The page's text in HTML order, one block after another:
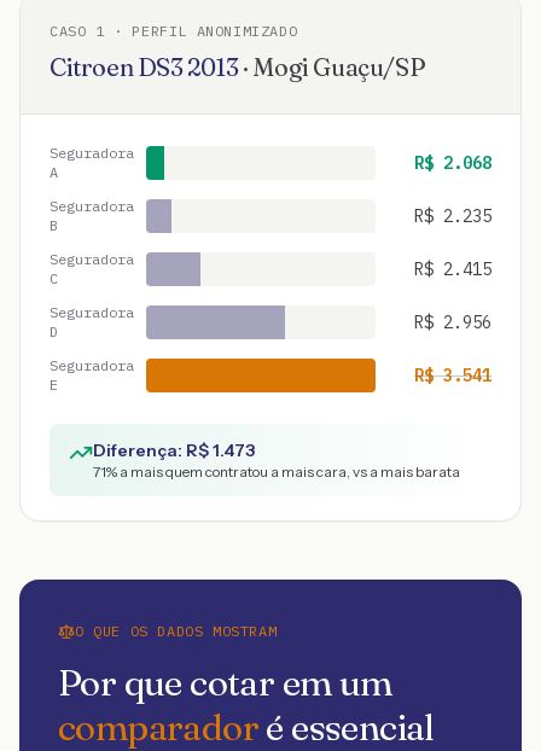
CASO 1 · PERFIL ANONIMIZADO
CitroenDS32013· Mogi Guaçu/SP
Seguradora
A
R$ 2.068
Seguradora
B
R$ 2.235
Seguradora
C
R$ 2.415
Seguradora
D
R$ 2.956
Seguradora
E
R$3.541
Diferença: R$1.473
71% a mais quem contratou a mais cara, vs a mais barata
O QUE OS DADOS MOSTRAM
Por que cotar em um
comparadoré essencial